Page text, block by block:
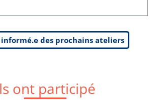
des prochains ateliers
ont participé